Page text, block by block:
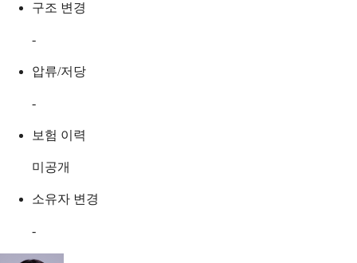
구조 변경
-
압류/저당
-
보험 이력
미공개
소유자 변경
-